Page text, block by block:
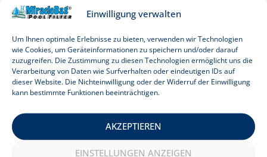
Einwilligung verwalten
Um Ihnen optimale Erlebnisse zu bieten, verwenden wir Technologien
wie Cookies, um Geräteinformationen zu speichern und/oder darauf
zuzugreifen. Die Zustimmung zu diesen Technologien ermöglicht uns die
Verarbeitung von Daten wie Surfverhalten oder eindeutigen IDs auf
dieser Website. Die Nichteinwilligung oder der Widerruf der Einwilligung
kann bestimmte Funktionen beeinträchtigen.
AKZEPTIEREN
EINSTELLUNGEN ANZEIGEN
Klicke hier, um Marketing-Cookies zu
akzeptieren und diesen Inhalt zu
aktivieren
Einfache Bedienung